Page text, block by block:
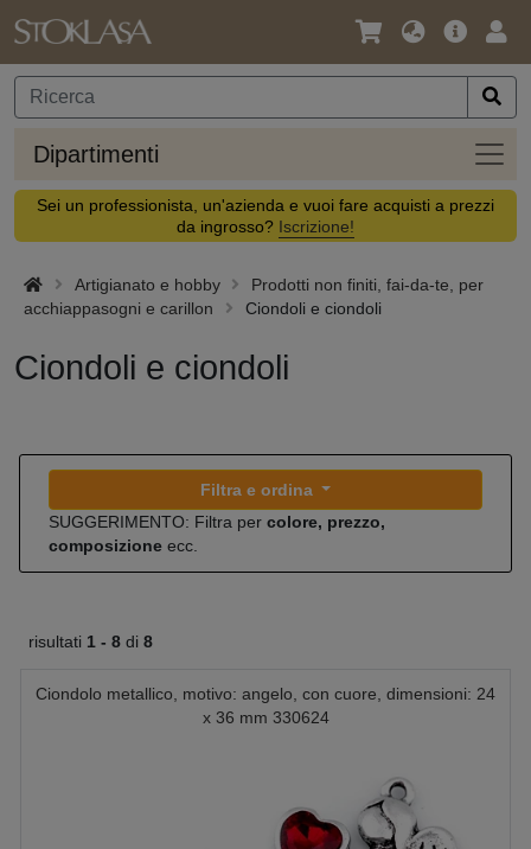
Lingua
Valuta
Offerta
Dipartimenti
Sei un professionista, un'azienda e vuoi fare acquisti a prezzi
da ingrosso? Iscrizione!
Artigianato e hobby
Prodotti non finiti, fai-da-te, per
acchiappasogni e carillon
Ciondoli e ciondoli
Ciondoli e ciondoli
Filtra e ordina
SUGGERIMENTO: Filtra per colore, prezzo,
composizione ecc.
risultati 1 - 8 di 8
Ciondolo metallico, motivo: angelo, con cuore, dimensioni: 24
x 36 mm 330624